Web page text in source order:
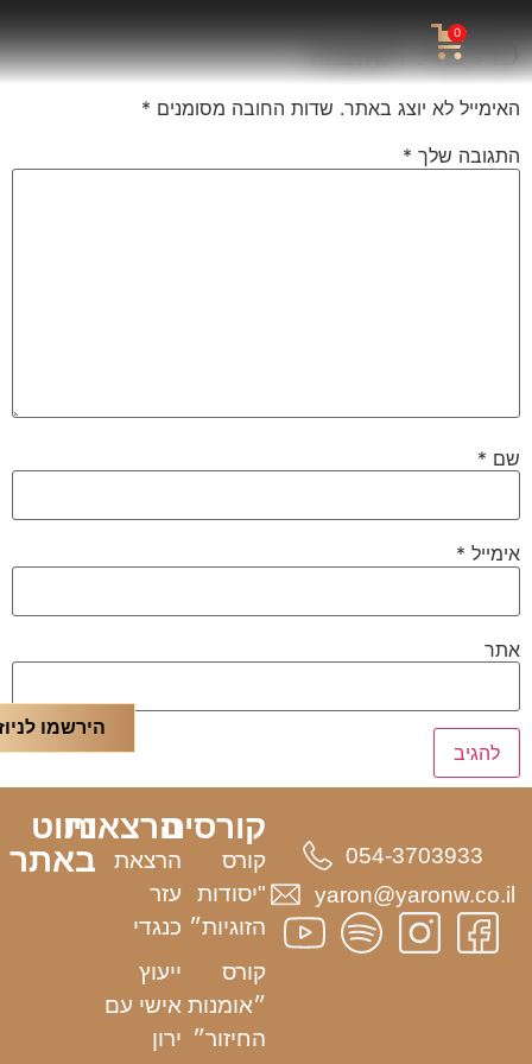
0
כתיבת תגובה
האימייל לא יוצג באתר. שדות החובה מסומנים *
התגובה שלך *
שם *
אימייל *
אתר
קורסים
קורס
"יסודות
הזוגיות״
קורס
״אומנות
החיזור״
הרצאות
הרצאת
עזר
כנגדי
ייעוץ
אישי עם
ירון
ניווט
באתר
054-3703933
yaron@yaronw.co.il
הירשמו